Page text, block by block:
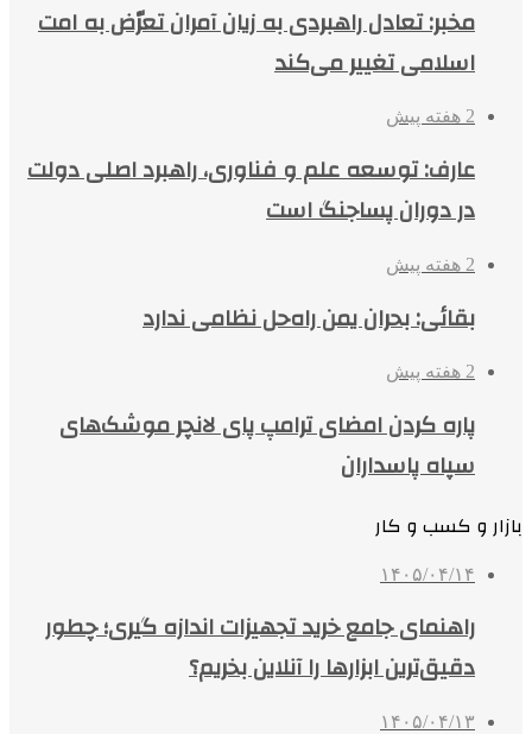
مخبر: تعادل راهبردی به زیان آمران تعرّض به امت
اسلامی تغییر می‌کند
2 هفته پیش
عارف: توسعه علم و فناوری، راهبرد اصلی دولت
در دوران پساجنگ است
2 هفته پیش
بقائی: بحران یمن راه‌حل نظامی ندارد
2 هفته پیش
پاره کردن امضای ترامپ پای لانچر موشک‌های
سپاه پاسداران
بازار و کسب و کار
۱۴۰۵/۰۴/۱۴
راهنمای جامع خرید تجهیزات اندازه گیری؛ چطور
دقیق‌ترین ابزارها را آنلاین بخریم؟
۱۴۰۵/۰۴/۱۳